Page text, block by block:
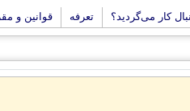
کار می‌گردید؟ تعرفه قوانین و